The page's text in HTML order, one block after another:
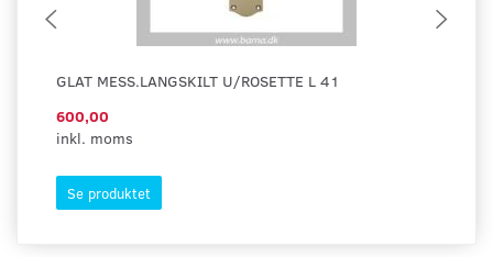
GLAT MESS.LANGSKILT U/ROSETTE L 41
600,00
inkl. moms
Se produktet